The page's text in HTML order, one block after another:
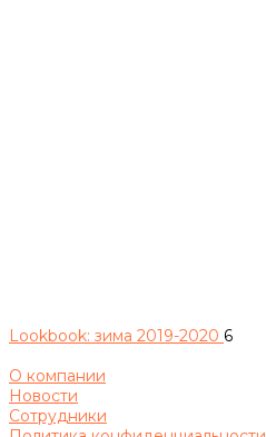
Lookbook: зима 2019-2020 6
О компании
Новости
Сотрудники